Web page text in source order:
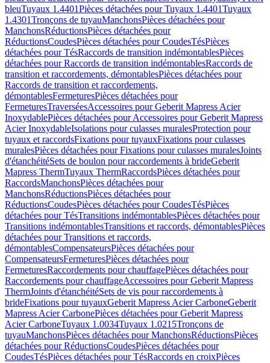
bleuTuyaux 1.4401Pièces détachées pour Tuyaux 1.4401Tuyaux
1.4301Tronçons de tuyauManchonsPièces détachées pour
ManchonsRéductionsPièces détachées pour
RéductionsCoudesPièces détachées pour CoudesTésPièces
détachées pour TésRaccords de transition indémontablesPièces
détachées pour Raccords de transition indémontablesRaccords de
transition et raccordements, démontablesPièces détachées pour
Raccords de transition et raccordements,
démontablesFermeturesPièces détachées pour
FermeturesTraverséesAccessoires pour Geberit Mapress Acier
InoxydablePièces détachées pour Accessoires pour Geberit Mapress
Acier InoxydableIsolations pour culasses muralesProtection pour
tuyaux et raccordsFixations pour tuyauxFixations pour culasses
muralesPièces détachées pour Fixations pour culasses muralesJoints
d'étanchéitéSets de boulon pour raccordements à brideGeberit
Mapress ThermTuyaux ThermRaccordsPièces détachées pour
RaccordsManchonsPièces détachées pour
ManchonsRéductionsPièces détachées pour
RéductionsCoudesPièces détachées pour CoudesTésPièces
détachées pour TésTransitions indémontablesPièces détachées pour
Transitions indémontablesTransitions et raccords, démontablesPièces
détachées pour Transitions et raccords,
démontablesCompensateursPièces détachées pour
CompensateursFermeturesPièces détachées pour
FermeturesRaccordements pour chauffagePièces détachées pour
Raccordements pour chauffageAccessoires pour Geberit Mapress
ThermJoints d'étanchéitéSets de vis pour raccordements à
brideFixations pour tuyauxGeberit Mapress Acier CarboneGeberit
Mapress Acier CarbonePièces détachées pour Geberit Mapress
Acier CarboneTuyaux 1.0034Tuyaux 1.0215Tronçons de
tuyauManchonsPièces détachées pour ManchonsRéductionsPièces
détachées pour RéductionsCoudesPièces détachées pour
CoudesTésPièces détachées pour TésRaccords en croixPièces